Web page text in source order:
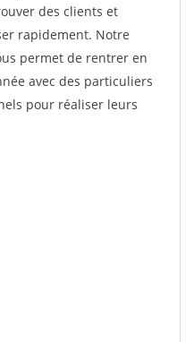
des clients et
rapidement. Notre
permet de rentrer en
avec des particuliers
pour réaliser leurs